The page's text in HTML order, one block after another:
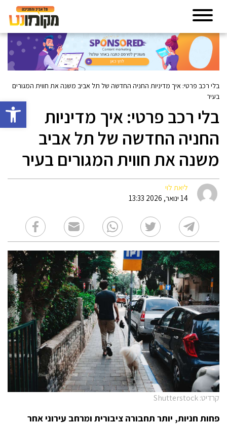
פתח
בלי רכב פרטי: איך מדיניות החניה החדשה של תל אביב משנה את חווית המגורים
בעיר
בלי רכב פרטי: איך מדיניות
החניה החדשה של תל אביב
משנה את חווית המגורים בעיר
ליאת לוי
14 ינואר, 2026 13:33
קרדיט: Shutterstock
פחות חניות, יותר תחבורה ציבורית ומרחב עירוני אחר